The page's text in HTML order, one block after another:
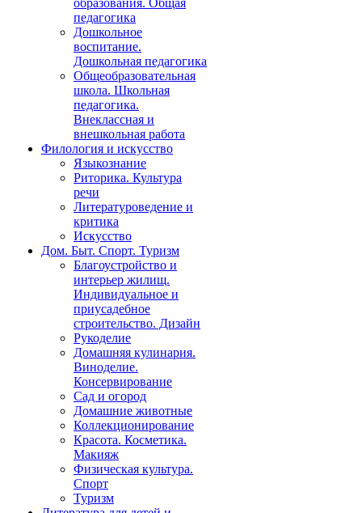
образования. Общая
педагогика
Дошкольное
воспитание.
Дошкольная педагогика
Общеобразовательная
школа. Школьная
педагогика.
Внеклассная и
внешкольная работа
Филология и искусство
Языкознание
Риторика. Культура
речи
Литературоведение и
критика
Искусство
Дом. Быт. Спорт. Туризм
Благоустройство и
интерьер жилищ.
Индивидуальное и
приусадебное
строительство. Дизайн
Рукоделие
Домашняя кулинария.
Виноделие.
Консервирование
Сад и огород
Домашние животные
Коллекционирование
Красота. Косметика.
Макияж
Физическая культура.
Спорт
Туризм